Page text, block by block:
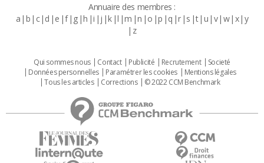
Annuaire des membres :
a b c d e f g h i j k l m n o p q r s t u v w x y
z
Qui sommes nous Contact Publicité Recrutement
Societé
Données personnelles
Paramétrer les cookies
Mentions légales
Tous les articles
Corrections © 2022 CCM Benchmark